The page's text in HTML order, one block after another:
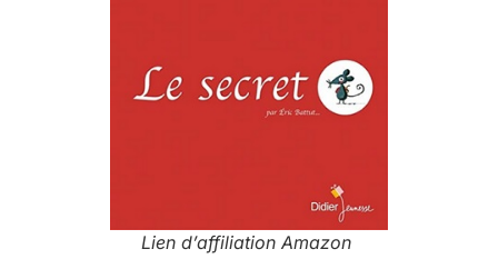
Lien d’affiliation Amazon